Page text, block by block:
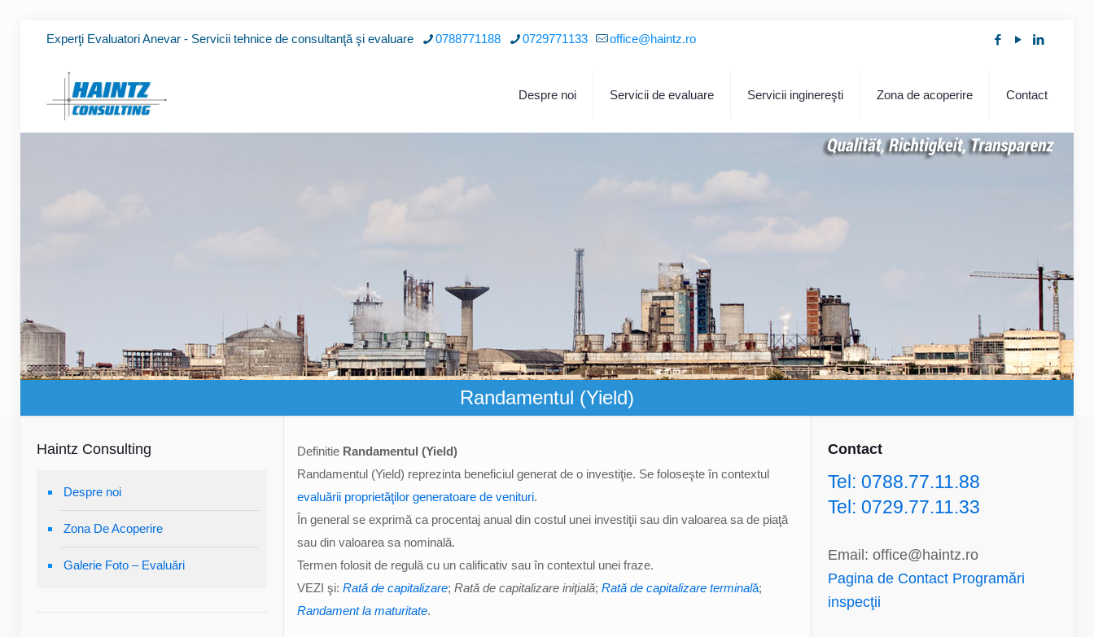
Experţi Evaluatori Anevar - Servicii tehnice de consultanţă şi evaluare 0788771188 0729771133 office@haintz.ro
Despre noi Servicii de evaluare Servicii inginereşti Zona de acoperire Contact
Randamentul (Yield)
Definitie Randamentul (Yield)
Randamentul (Yield) reprezinta beneficiul generat de o investiţie. Se foloseşte în contextul
evaluării proprietăţilor generatoare de venituri.
În general se exprimă ca procentaj anual din costul unei investiţii sau din valoarea sa de piaţă
sau din valoarea sa nominală.
Termen folosit de regulă cu un calificativ sau în contextul unei fraze.
VEZI şi: Rată de capitalizare; Rată de capitalizare iniţială; Rată de capitalizare terminală;
Randament la maturitate.
Haintz Consulting
Despre noi
Zona De Acoperire
Galerie Foto – Evaluări
Contact
Tel: 0788.77.11.88
Tel: 0729.77.11.33
Email: office@haintz.ro
Pagina de Contact Programări
inspecţii